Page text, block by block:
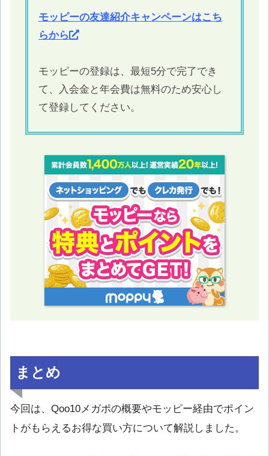
モッピーの友達紹介キャンペーンはこち
らから
モッピーの登録は、最短5分で完了でき
て、入会金と年会費は無料のため安心し
て登録してください。
まとめ
今回は、Qoo10メガポの概要やモッピー経由でポイン
トがもらえるお得な買い方について解説しました。